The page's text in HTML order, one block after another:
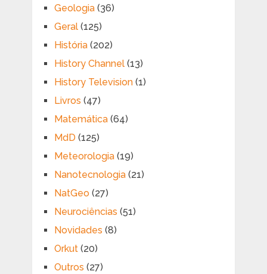
Geologia(36)
Geral(125)
História(202)
History Channel(13)
History Television(1)
Livros (47)
Matemática(64)
MdD (125)
Meteorologia(19)
Nanotecnologia(21)
NatGeo (27)
Neurociências (51)
Novidades (8)
Orkut(20)
Outros (27)